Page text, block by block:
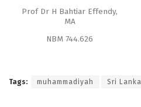
Prof Dr H Bahtiar Effendy,
MA
NBM 744.626
Tags: muhammadiyah Sri Lanka